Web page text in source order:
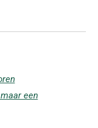
een